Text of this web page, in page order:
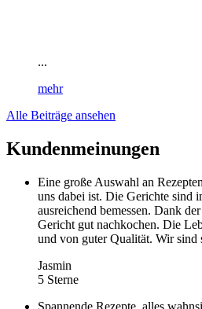
...
mehr
Alle Beiträge ansehen
Kundenmeinungen
Eine große Auswahl an
uns dabei ist. Die Gerichte sind
ausreichend bemessen. Dank
Gericht gut nachkochen. Die
und von guter Qualität. Wir sind
Jasmin
5 Sterne
Spannende Rezepte, alles